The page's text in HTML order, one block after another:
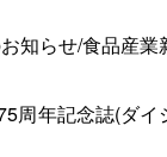
知らせ/食品産業
周年記念誌(ダイ